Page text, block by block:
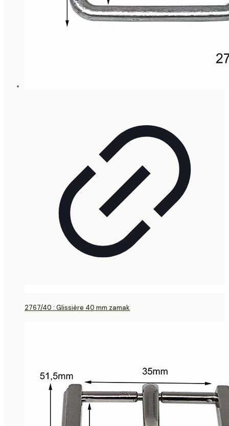
2767/40 : Glissière 40 mm zamak